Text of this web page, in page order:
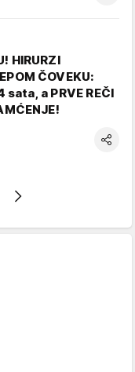
HIRURZI
ČOVEKU:
a PRVE REČI